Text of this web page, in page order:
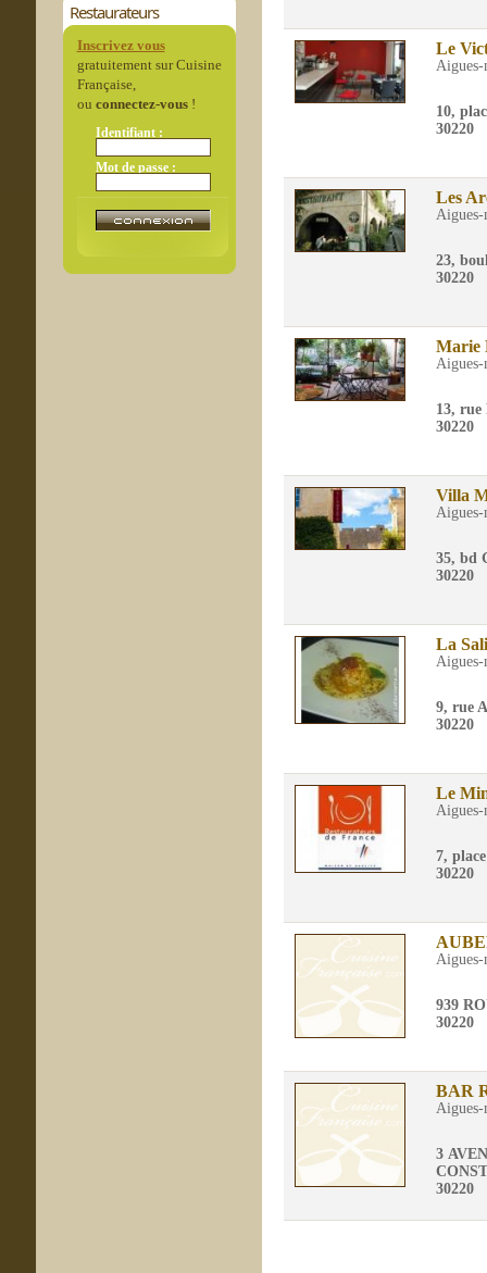
Restaurateurs
Inscrivez vous
gratuitement sur Cuisine
Française,
ou connectez-vous!
Identifiant :
Mot de passe :
Le
Aigues-
10,
30220
Les
Aigues-
23,
30220
Marie
Aigues-
13, rue
30220
Villa
Aigues-
35, bd
30220
La
Aigues-
9, rue
30220
Le
Aigues-
7,
30220
Aigues-
939
30220
BAR
Aigues-
3
30220